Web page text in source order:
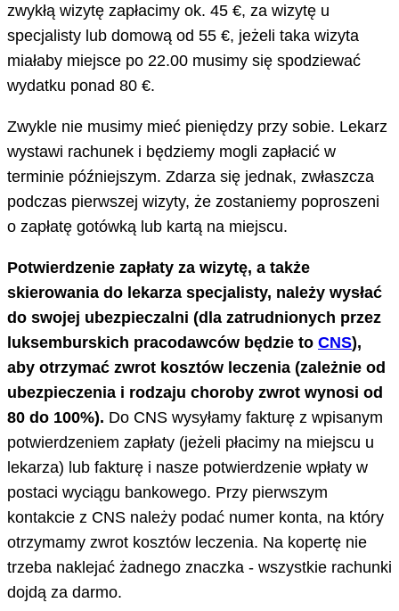
zwykłą wizytę zapłacimy ok. 45 €, za wizytę u
specjalisty lub domową od 55 €, jeżeli taka wizyta
miałaby miejsce po 22.00 musimy się spodziewać
wydatku ponad 80 €.
Zwykle nie musimy mieć pieniędzy przy sobie. Lekarz
wystawi rachunek i będziemy mogli zapłacić w
terminie późniejszym. Zdarza się jednak, zwłaszcza
podczas pierwszej wizyty, że zostaniemy poproszeni
o zapłatę gotówką lub kartą na miejscu.
Potwierdzenie zapłaty za wizytę, a także
skierowania do lekarza specjalisty, należy wysłać
do swojej ubezpieczalni (dla zatrudnionych przez
luksemburskich pracodawców będzie to CNS),
aby otrzymać zwrot kosztów leczenia (zależnie od
ubezpieczenia i rodzaju choroby zwrot wynosi od
80 do 100%). Do CNS wysyłamy fakturę z wpisanym
potwierdzeniem zapłaty (jeżeli płacimy na miejscu u
lekarza) lub fakturę i nasze potwierdzenie wpłaty w
postaci wyciągu bankowego. Przy pierwszym
kontakcie z CNS należy podać numer konta, na który
otrzymamy zwrot kosztów leczenia. Na kopertę nie
trzeba naklejać żadnego znaczka - wszystkie rachunki
dojdą za darmo.